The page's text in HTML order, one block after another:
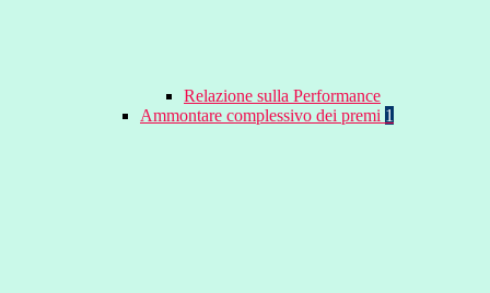
Relazione sulla Performance
Ammontare complessivo dei premi 1